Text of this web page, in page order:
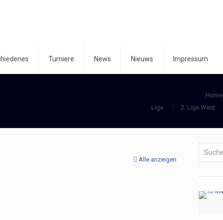
Turniere News Nieuws Impressum
Home
Liga
2. Liga West
Alle anzeigen